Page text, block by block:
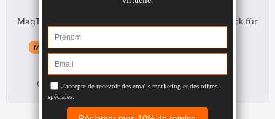
MagTube VR gunstock für
Quest 3
Meta Quest 3 / 3S / Pro
123,30 €
512 d. : 21
MagTube VR gunstock für
Valve Index
Valve Index